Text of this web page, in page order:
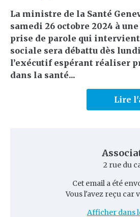
La ministre de la Santé
samedi 26 octobre 2024 à une
prise de parole qui
sociale sera débattu dès
l’exécutif espérant réaliser
dans la santé...
Lire
2 rue du
Cet email a été
Vous l'avez reçu car
Afficher dans